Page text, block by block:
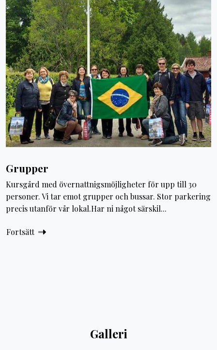
Grupper
Kursgård med övernattnigsmöjligheter för upp till 30
personer. Vi tar emot grupper och bussar. Stor parkering
precis utanför vår lokal.Har ni något särskil...
Fortsätt
Galleri